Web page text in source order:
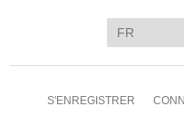
S'ENREGISTRER